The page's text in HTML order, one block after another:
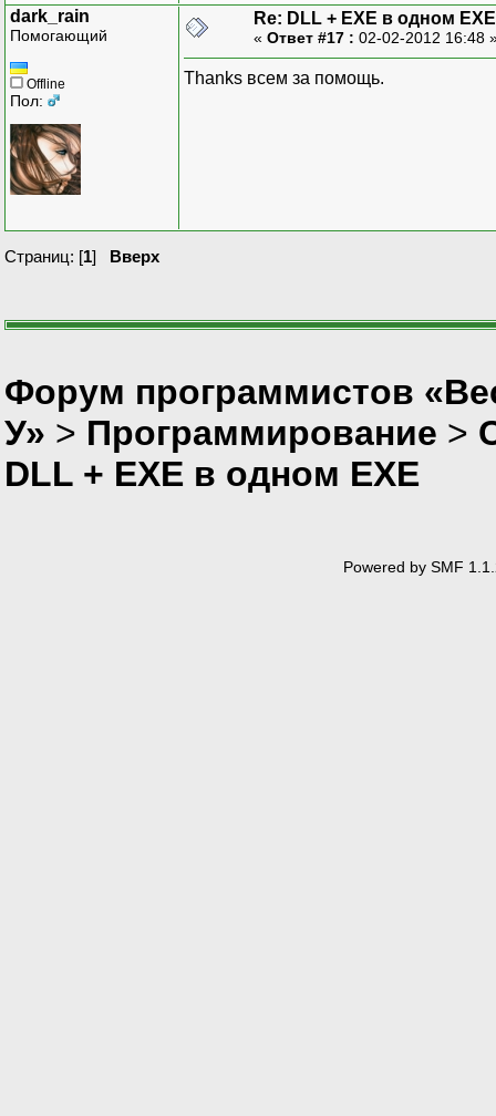
dark_rain
Помогающий
Offline
Пол:
Re: DLL + EXE в одном EXE
« Ответ #17 : 02-02-2012 16:48
Thanks всем за помощь.
Страниц: [1] Вверх
Форум программистов
У» > Программирование >
DLL + EXE в одном EXE
Powered by SMF